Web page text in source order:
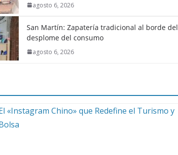
agosto 6, 2026
San Martín: Zapatería tradicional al borde
desplome del consumo
agosto 6, 2026